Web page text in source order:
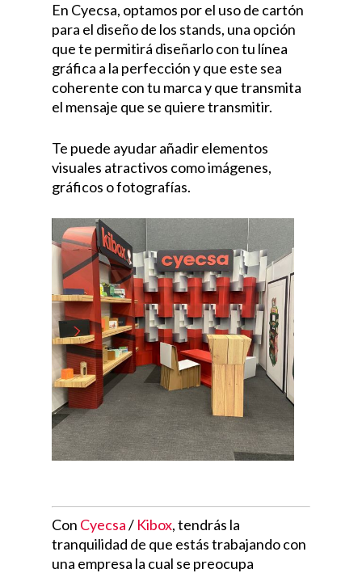
En Cyecsa, optamos por el uso de cartón
para el diseño de los stands, una opción
que te permitirá diseñarlo con tu línea
gráfica a la perfección y que este sea
coherente con tu marca y que transmita
el mensaje que se quiere transmitir.
Te puede ayudar añadir elementos
visuales atractivos como imágenes,
gráficos o fotografías.
Con Cyecsa/ Kibox, tendrás la
tranquilidad de que estás trabajando con
una empresa la cual se preocupa